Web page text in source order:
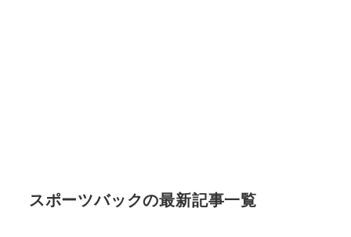
スポーツバックの最新記事一覧